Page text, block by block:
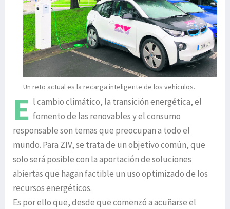
Un reto actual es la recarga inteligente de los vehículos.
E l cambio climático, la transición energética, el
fomento de las renovables y el consumo
responsable son temas que preocupan a todo el
mundo. Para ZIV, se trata de un objetivo común, que
solo será posible con la aportación de soluciones
abiertas que hagan factible un uso optimizado de los
recursos energéticos.
Es por ello que, desde que comenzó a acuñarse el